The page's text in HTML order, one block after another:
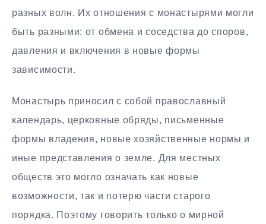
разных волн. Их отношения с монастырями могли
быть разными: от обмена и соседства до споров,
давления и включения в новые формы
зависимости.
Монастырь приносил с собой православный
календарь, церковные обряды, письменные
формы владения, новые хозяйственные нормы и
иные представления о земле. Для местных
обществ это могло означать как новые
возможности, так и потерю части старого
порядка. Поэтому говорить только о мирной